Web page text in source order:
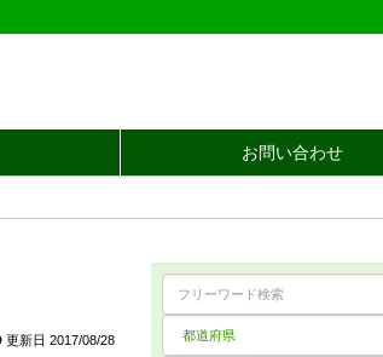
お問い合わせ
更新日 2017/08/28